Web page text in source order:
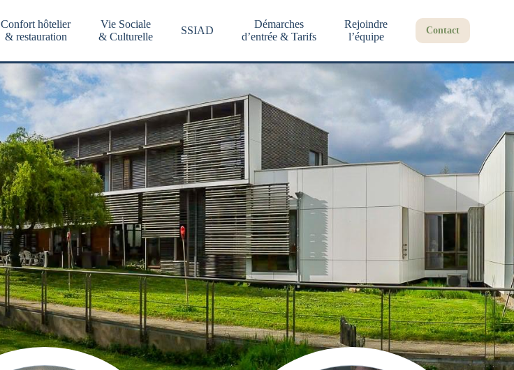
Confort hôtelier
& restauration
Vie Sociale
& Culturelle
SSIAD
Démarches
d’entrée & Tarifs
Rejoindre
l’équipe
Contact